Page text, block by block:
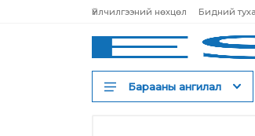
Үйлчилгээний нөхцөл Бидний
Барааны ангилал